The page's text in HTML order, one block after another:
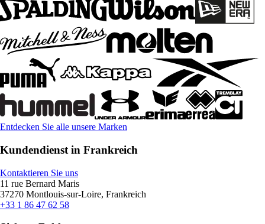
Entdecken Sie alle unsere Marken
Kundendienst in Frankreich
Kontaktieren Sie uns
11 rue Bernard Maris
37270 Montlouis-sur-Loire, Frankreich
+33 1 86 47 62 58